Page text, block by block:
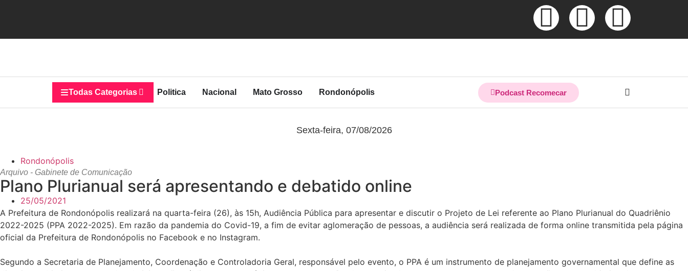
Todas Categorias Politica Nacional Mato Grosso Rondonópolis Podcast Recomecar
Sexta-feira, 07/08/2026
Rondonópolis
Arquivo - Gabinete de Comunicação
Plano Plurianual será apresentando e debatido online
25/05/2021
A Prefeitura de Rondonópolis realizará na quarta-feira (26), às 15h, Audiência Pública para apresentar e discutir o Projeto de Lei referente ao Plano Plurianual do Quadriênio
2022-2025 (PPA 2022-2025). Em razão da pandemia do Covid-19, a fim de evitar aglomeração de pessoas, a audiência será realizada de forma online transmitida pela página
oficial da Prefeitura de Rondonópolis no Facebook e no Instagram.
Segundo a Secretaria de Planejamento, Coordenação e Controladoria Geral, responsável pelo evento, o PPA é um instrumento de planejamento governamental que define as